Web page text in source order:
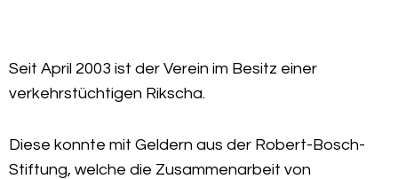
Seit April 2003 ist der Verein im Besitz einer
verkehrstüchtigen Rikscha.
Diese konnte mit Geldern aus der Robert-Bosch-
Stiftung, welche die Zusammenarbeit von